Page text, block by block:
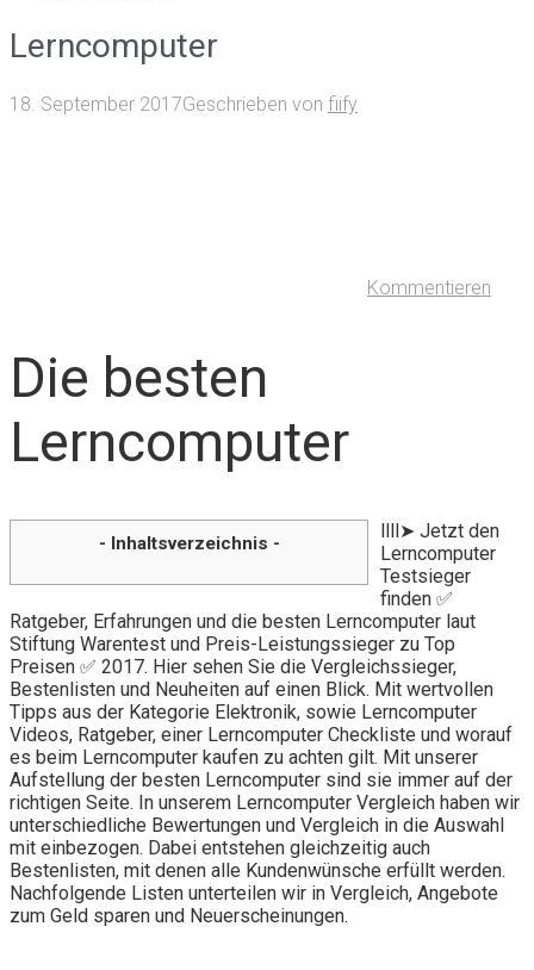
Lerncomputer
18. September 2017Geschrieben von fiify
Kommentieren
Die besten
Lerncomputer
- Inhaltsverzeichnis -
llll➤ Jetzt den
Lerncomputer
Testsieger
finden ✅
Ratgeber, Erfahrungen und die besten Lerncomputer laut
Stiftung Warentest und Preis-Leistungssieger zu Top
Preisen ✅ 2017. Hier sehen Sie die Vergleichssieger,
Bestenlisten und Neuheiten auf einen Blick. Mit wertvollen
Tipps aus der Kategorie Elektronik, sowie Lerncomputer
Videos, Ratgeber, einer Lerncomputer Checkliste und worauf
es beim Lerncomputer kaufen zu achten gilt. Mit unserer
Aufstellung der besten Lerncomputer sind sie immer auf der
richtigen Seite. In unserem Lerncomputer Vergleich haben wir
unterschiedliche Bewertungen und Vergleich in die Auswahl
mit einbezogen. Dabei entstehen gleichzeitig auch
Bestenlisten, mit denen alle Kundenwünsche erfüllt werden.
Nachfolgende Listen unterteilen wir in Vergleich, Angebote
zum Geld sparen und Neuerscheinungen.